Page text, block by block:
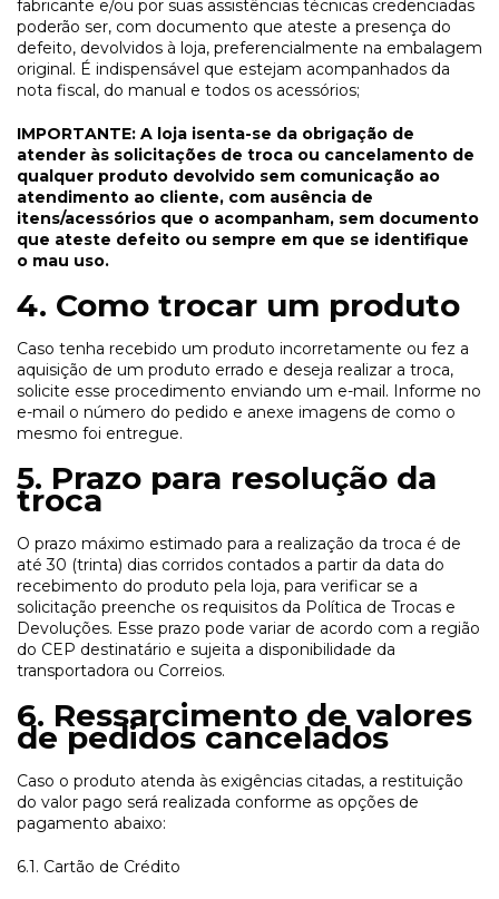
fabricante e/ou por suas assistências técnicas credenciadas
poderão ser, com documento que ateste a presença do
defeito, devolvidos à loja, preferencialmente na embalagem
original. É indispensável que estejam acompanhados da
nota fiscal, do manual e todos os acessórios;
IMPORTANTE: A loja isenta-se da obrigação de
atender às solicitações de troca ou cancelamento de
qualquer produto devolvido sem comunicação ao
atendimento ao cliente, com ausência de
itens/acessórios que o acompanham, sem documento
que ateste defeito ou sempre em que se identifique
o mau uso.
4. Como trocar um produto
Caso tenha recebido um produto incorretamente ou fez a
aquisição de um produto errado e deseja realizar a troca,
solicite esse procedimento enviando um e-mail. Informe no
e-mail o número do pedido e anexe imagens de como o
mesmo foi entregue.
5. Prazo para resolução da
troca
O prazo máximo estimado para a realização da troca é de
até 30 (trinta) dias corridos contados a partir da data do
recebimento do produto pela loja, para verificar se a
solicitação preenche os requisitos da Política de Trocas e
Devoluções. Esse prazo pode variar de acordo com a região
do CEP destinatário e sujeita a disponibilidade da
transportadora ou Correios.
6. Ressarcimento de valores
de pedidos cancelados
Caso o produto atenda às exigências citadas, a restituição
do valor pago será realizada conforme as opções de
pagamento abaixo:
6.1. Cartão de Crédito